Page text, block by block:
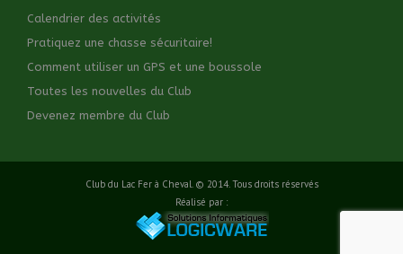
Calendrier des activités
Pratiquez une chasse sécuritaire!
Comment utiliser un GPS et une boussole
Toutes les nouvelles du Club
Devenez membre du Club
Club du Lac Fer à Cheval. © 2014. Tous droits réservés
Réalisé par :